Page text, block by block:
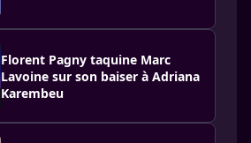
Florent Pagny taquine Marc
Lavoine sur son baiser à Adriana
Karembeu